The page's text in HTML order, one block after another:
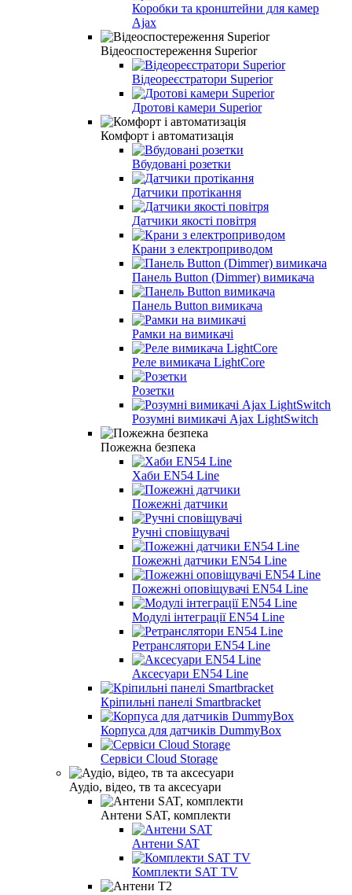
Коробки та кронштейни для камер
Ajax
Відеоспостереження Superior
Відеореєстратори Superior
Дротові камери Superior
Комфорт і автоматизація
Вбудовані розетки
Датчики протікання
Датчики якості повітря
Крани з електроприводом
Панель Button (Dimmer) вимикача
Панель Button вимикача
Рамки на вимикачі
Реле вимикача LightCore
Розетки
Розумні вимикачі Ajax LightSwitch
Пожежна безпека
Хаби EN54 Line
Пожежні датчики
Ручні сповіщувачі
Пожежні датчики EN54 Line
Пожежні оповіщувачі EN54 Line
Модулі інтеграції EN54 Line
Ретранслятори EN54 Line
Аксесуари EN54 Line
Кріпильні панелі Smartbracket
Корпуса для датчиків DummyBox
Сервіси Cloud Storage
Аудіо, відео, тв та аксесуари
Антени SAT, комплекти
Антени SAT
Комплекти SAT TV